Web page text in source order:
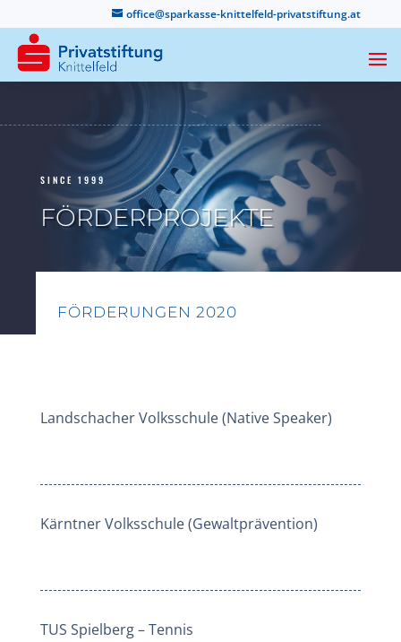
office@sparkasse-knittelfeld-privatstiftung.at
SINCE 1999
FÖRDERPROJEKTE
FÖRDERUNGEN 2020
Landschacher Volksschule (Native Speaker)
Kärntner Volksschule (Gewaltprävention)
TUS Spielberg – Tennis